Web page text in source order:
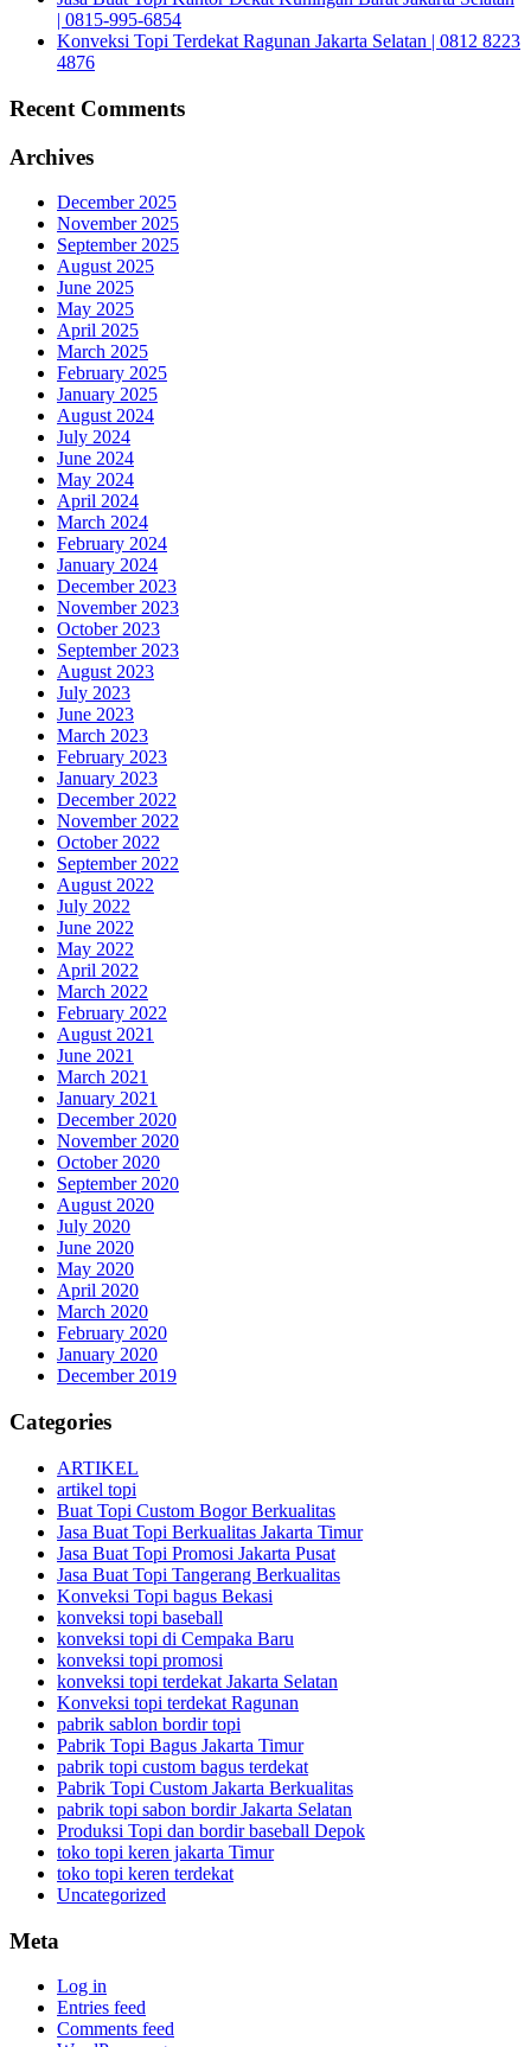
| 0815-995-6854
Konveksi Topi Terdekat Ragunan Jakarta Selatan | 0812 8223
4876
Recent Comments
Archives
December 2025
November 2025
September 2025
August 2025
June 2025
May 2025
April 2025
March 2025
February 2025
January 2025
August 2024
July 2024
June 2024
May 2024
April 2024
March 2024
February 2024
January 2024
December 2023
November 2023
October 2023
September 2023
August 2023
July 2023
June 2023
March 2023
February 2023
January 2023
December 2022
November 2022
October 2022
September 2022
August 2022
July 2022
June 2022
May 2022
April 2022
March 2022
February 2022
August 2021
June 2021
March 2021
January 2021
December 2020
November 2020
October 2020
September 2020
August 2020
July 2020
June 2020
May 2020
April 2020
March 2020
February 2020
January 2020
December 2019
Categories
ARTIKEL
artikel topi
Buat Topi Custom Bogor Berkualitas
Jasa Buat Topi Berkualitas Jakarta Timur
Jasa Buat Topi Promosi Jakarta Pusat
Jasa Buat Topi Tangerang Berkualitas
Konveksi Topi bagus Bekasi
konveksi topi baseball
konveksi topi di Cempaka Baru
konveksi topi promosi
konveksi topi terdekat Jakarta Selatan
Konveksi topi terdekat Ragunan
pabrik sablon bordir topi
Pabrik Topi Bagus Jakarta Timur
pabrik topi custom bagus terdekat
Pabrik Topi Custom Jakarta Berkualitas
pabrik topi sabon bordir Jakarta Selatan
Produksi Topi dan bordir baseball Depok
toko topi keren jakarta Timur
toko topi keren terdekat
Uncategorized
Meta
Log in
Entries feed
Comments feed